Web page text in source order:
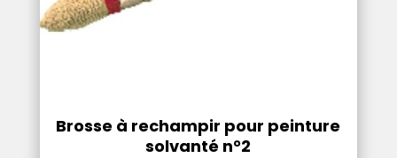
Brosse à rechampir pour peinture
solvanté n°2